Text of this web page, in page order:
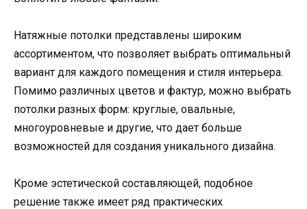
Натяжные потолки представлены широким
ассортиментом, что позволяет выбрать оптимальный
вариант для каждого помещения и стиля интерьера.
Помимо различных цветов и фактур, можно выбрать
потолки разных форм: круглые, овальные,
многоуровневые и другие, что дает больше
возможностей для создания уникального дизайна.
Кроме эстетической составляющей, подобное
решение также имеет ряд практических